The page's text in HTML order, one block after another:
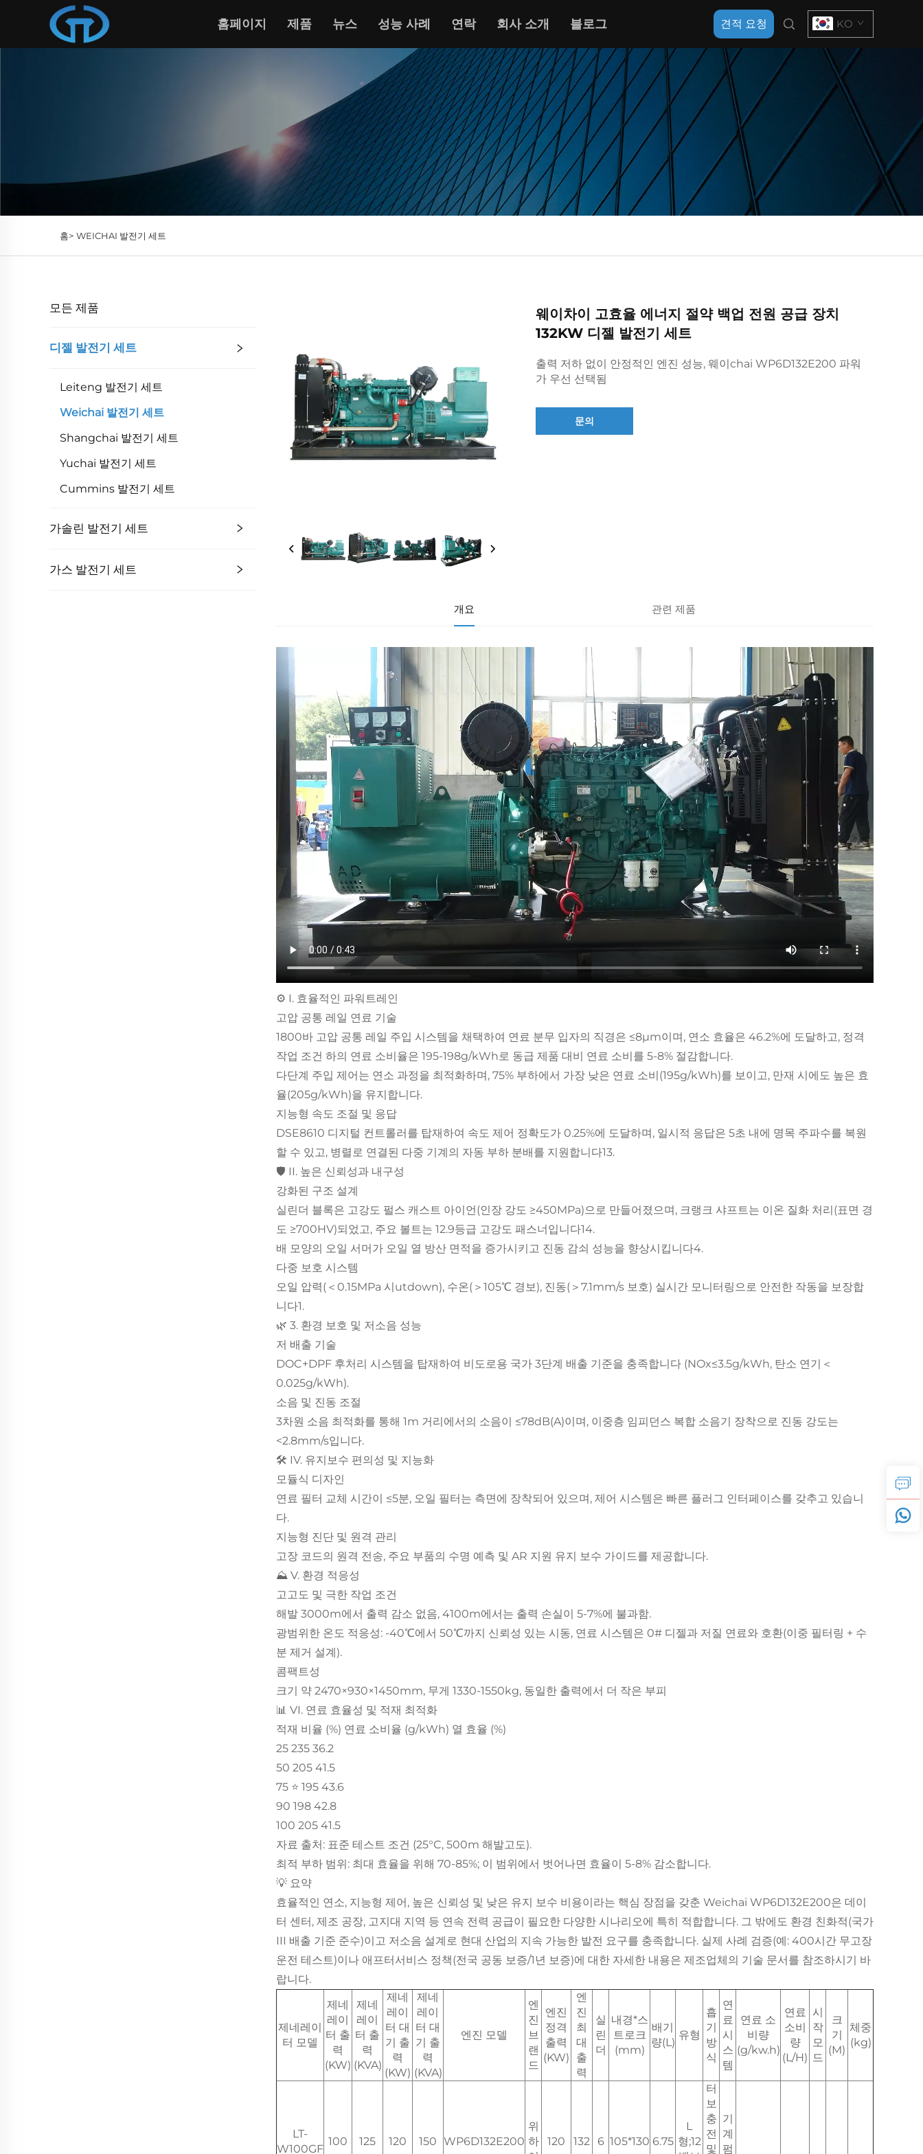
홈페이지 제품 뉴스 성능 사례 연락 회사 소개 블로그 견적 요청 KO
홈> WEICHAI 발전기 세트
모든 제품
디젤 발전기 세트
Leiteng 발전기 세트
Weichai 발전기 세트
Shangchai 발전기 세트
Yuchai 발전기 세트
Cummins 발전기 세트
가솔린 발전기 세트
가스 발전기 세트
웨이차이 고효율 에너지 절약 백업 전원 공급 장치
132KW 디젤 발전기 세트
출력 저하 없이 안정적인 엔진 성능, 웨이chai WP6D132E200 파워
가 우선 선택됨
문의
개요 관련 제품
⚙️ I. 효율적인 파워트레인
고압 공통 레일 연료 기술
1800바 고압 공통 레일 주입 시스템을 채택하여 연료 분무 입자의 직경은 ≤8μm이며, 연소 효율은 46.2%에 도달하고, 정격
작업 조건 하의 연료 소비율은 195-198g/kWh로 동급 제품 대비 연료 소비를 5-8% 절감합니다.
다단계 주입 제어는 연소 과정을 최적화하며, 75% 부하에서 가장 낮은 연료 소비(195g/kWh)를 보이고, 만재 시에도 높은 효
율(205g/kWh)을 유지합니다.
지능형 속도 조절 및 응답
DSE8610 디지털 컨트롤러를 탑재하여 속도 제어 정확도가 0.25%에 도달하며, 일시적 응답은 5초 내에 명목 주파수를 복원
할 수 있고, 병렬로 연결된 다중 기계의 자동 부하 분배를 지원합니다13.
🛡️ II. 높은 신뢰성과 내구성
강화된 구조 설계
실린더 블록은 고강도 펄스 캐스트 아이언(인장 강도 ≥450MPa)으로 만들어졌으며, 크랭크 샤프트는 이온 질화 처리(표면 경
도 ≥700HV)되었고, 주요 볼트는 12.9등급 고강도 패스너입니다14.
배 모양의 오일 서머가 오일 열 방산 면적을 증가시키고 진동 감쇠 성능을 향상시킵니다4.
다중 보호 시스템
오일 압력(＜0.15MPa 시utdown), 수온(＞105℃ 경보), 진동(＞7.1mm/s 보호) 실시간 모니터링으로 안전한 작동을 보장합
니다1.
🌿 3. 환경 보호 및 저소음 성능
저 배출 기술
DOC+DPF 후처리 시스템을 탑재하여 비도로용 국가 3단계 배출 기준을 충족합니다 (NOx≤3.5g/kWh, 탄소 연기＜
0.025g/kWh).
소음 및 진동 조절
3차원 소음 최적화를 통해 1m 거리에서의 소음이 ≤78dB(A)이며, 이중층 임피던스 복합 소음기 장착으로 진동 강도는
<2.8mm/s입니다.
🛠️ IV. 유지보수 편의성 및 지능화
모듈식 디자인
연료 필터 교체 시간이 ≤5분, 오일 필터는 측면에 장착되어 있으며, 제어 시스템은 빠른 플러그 인터페이스를 갖추고 있습니
다.
지능형 진단 및 원격 관리
고장 코드의 원격 전송, 주요 부품의 수명 예측 및 AR 지원 유지 보수 가이드를 제공합니다.
⛰️ V. 환경 적응성
고고도 및 극한 작업 조건
해발 3000m에서 출력 감소 없음, 4100m에서는 출력 손실이 5-7%에 불과함.
광범위한 온도 적응성: -40℃에서 50℃까지 신뢰성 있는 시동, 연료 시스템은 0# 디젤과 저질 연료와 호환(이중 필터링 + 수
분 제거 설계).
콤팩트성
크기 약 2470×930×1450mm, 무게 1330-1550kg, 동일한 출력에서 더 작은 부피
📊 VI. 연료 효율성 및 적재 최적화
적재 비율 (%) 연료 소비율 (g/kWh) 열 효율 (%)
25 235 36.2
50 205 41.5
75 ⭐️ 195 43.6
90 198 42.8
100 205 41.5
자료 출처: 표준 테스트 조건 (25°C, 500m 해발고도).
최적 부하 범위: 최대 효율을 위해 70-85%; 이 범위에서 벗어나면 효율이 5-8% 감소합니다.
💡 요약
효율적인 연소, 지능형 제어, 높은 신뢰성 및 낮은 유지 보수 비용이라는 핵심 장점을 갖춘 Weichai WP6D132E200은 데이
터 센터, 제조 공장, 고지대 지역 등 연속 전력 공급이 필요한 다양한 시나리오에 특히 적합합니다. 그 밖에도 환경 친화적(국가
III 배출 기준 준수)이고 저소음 설계로 현대 산업의 지속 가능한 발전 요구를 충족합니다. 실제 사례 검증(예: 400시간 무고장
운전 테스트)이나 애프터서비스 정책(전국 공동 보증/1년 보증)에 대한 자세한 내용은 제조업체의 기술 문서를 참조하시기 바
랍니다.
제네레이
터 모델
제네
레이
터 출
력
(KW)
제네
레이
터 출
력
(KVA)
제네
레이
터 대
기 출
력
(KW)
제네
레이
터 대
기 출
력
(KVA)
엔진 모델
엔
진
브
랜
드
엔진
정격
출력
(KW)
엔
진
최
대
출
력
실
린
더
내경*스
트로크
(mm)
배기
량(L)
유형
흡
기
방
식
연
료
시
스
템
연료 소
비량
(g/kw.h)
연료
소비
량
(L/H)
시
작
모
드
크
기
(M)
체중
(kg)
LT-
W100GF
100 125 120 150 WP6D132E200
위
하
120 132 6 105*130 6.75
L
형;12
터
보
충
전
및
기
계
펌